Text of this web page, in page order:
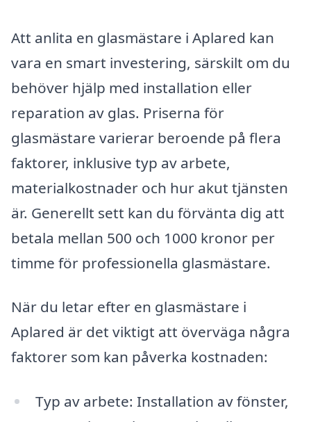
Att anlita en glasmästare i Aplared kan
vara en smart investering, särskilt om du
behöver hjälp med installation eller
reparation av glas. Priserna för
glasmästare varierar beroende på flera
faktorer, inklusive typ av arbete,
materialkostnader och hur akut tjänsten
är. Generellt sett kan du förvänta dig att
betala mellan 500 och 1000 kronor per
timme för professionella glasmästare.
När du letar efter en glasmästare i
Aplared är det viktigt att överväga några
faktorer som kan påverka kostnaden:
Typ av arbete: Installation av fönster,